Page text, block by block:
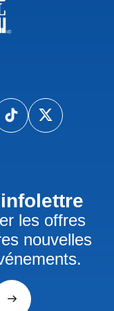
les offres
nouvelles